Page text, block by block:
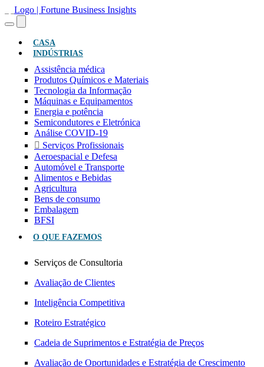
CASA
INDÚSTRIAS
Assistência médica
Produtos Químicos e Materiais
Tecnologia da Informação
Máquinas e Equipamentos
Energia e potência
Semicondutores e Eletrónica
Análise COVID-19
Serviços Profissionais
Aeroespacial e Defesa
Automóvel e Transporte
Alimentos e Bebidas
Agricultura
Bens de consumo
Embalagem
BFSI
O QUE FAZEMOS
Serviços de Consultoria
Avaliação de Clientes
Inteligência Competitiva
Roteiro Estratégico
Cadeia de Suprimentos e Estratégia de Preços
Avaliação de Oportunidades e Estratégia de Crescimento